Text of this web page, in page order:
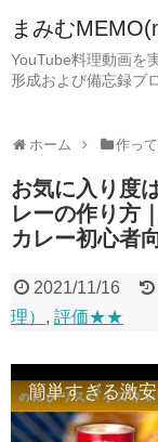
まみむ
YouTube料理動画を
形成および備忘録ブ
ホーム 作っ
お気に入り度
レーの作り方
カレー初心者
2021/11/16
理） , 評価★★